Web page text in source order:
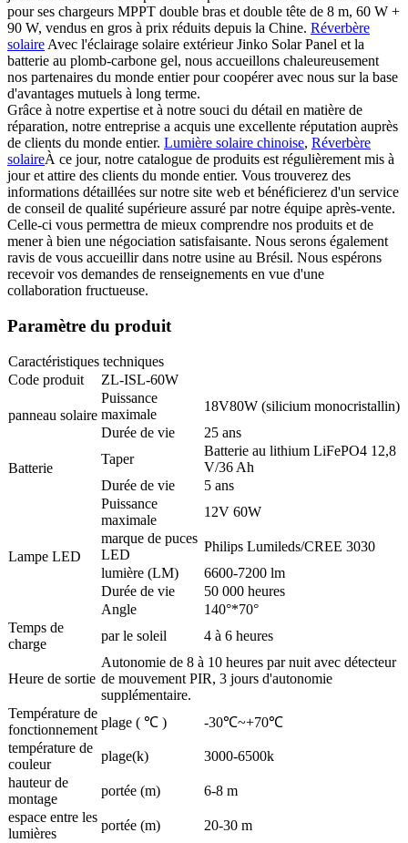
pour ses chargeurs MPPT double bras et double tête de 8 m, 60 W +
90 W, vendus en gros à prix réduits depuis la Chine. Réverbère
solaire Avec l'éclairage solaire extérieur Jinko Solar Panel et la
batterie au plomb-carbone gel, nous accueillons chaleureusement
nos partenaires du monde entier pour coopérer avec nous sur la base
d'avantages mutuels à long terme.
Grâce à notre expertise et à notre souci du détail en matière de
réparation, notre entreprise a acquis une excellente réputation auprès
de clients du monde entier. Lumière solaire chinoise, Réverbère
solaireÀ ce jour, notre catalogue de produits est régulièrement mis à
jour et attire des clients du monde entier. Vous trouverez des
informations détaillées sur notre site web et bénéficierez d'un service
de conseil de qualité supérieure assuré par notre équipe après-vente.
Celle-ci vous permettra de mieux comprendre nos produits et de
mener à bien une négociation satisfaisante. Nous serons également
ravis de vous accueillir dans notre usine au Brésil. Nous espérons
recevoir vos demandes de renseignements en vue d'une
collaboration fructueuse.
Paramètre du produit
Caractéristiques techniques
Code produit
ZL-ISL-60W
panneau solaire
Puissance
maximale
18V80W (silicium monocristallin)
Durée de vie
25 ans
Batterie
Taper
Batterie au lithium LiFePO4 12,8
V/36 Ah
Durée de vie
5 ans
Lampe LED
Puissance
maximale
12V 60W
marque de puces
LED
Philips Lumileds/CREE 3030
lumière (LM)
6600-7200 lm
Durée de vie
50 000 heures
Angle
140°*70°
Temps de
charge
par le soleil 4 à 6 heures
Heure de sortie
Autonomie de 8 à 10 heures par nuit avec détecteur
de mouvement PIR, 3 jours d'autonomie
supplémentaire.
Température de
fonctionnement plage ( ℃ )
-30℃~+70℃
température de
couleur
plage(k)
3000-6500k
hauteur de
montage
portée (m)
6-8 m
espace entre les
lumières
portée (m)
20-30 m